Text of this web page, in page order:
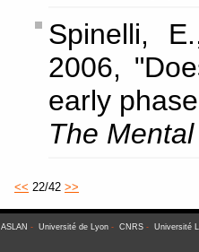
Spinelli,
2006,
early
The
<< 22/42 >>
ASLAN - Université de Lyon- CNRS- Université